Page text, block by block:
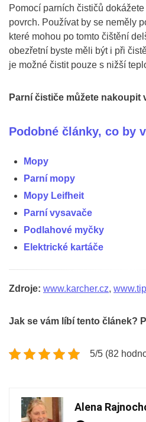
Pomocí parních čističů
povrch. Používat by se neměly
které mohou po tomto čištění
obezřetní byste měli být i při
je možné čistit pouze s nižší
Parní čističe můžete nakoupit
Podobné články, co by
Mopy
Parní mopy
Mopy Leifheit
Parní vysavače
Podlahové myčky
Elektrické kartáče
Zdroje: www.karcher.cz,
Jak se vám líbí tento článek?
5/5 (82
Alena